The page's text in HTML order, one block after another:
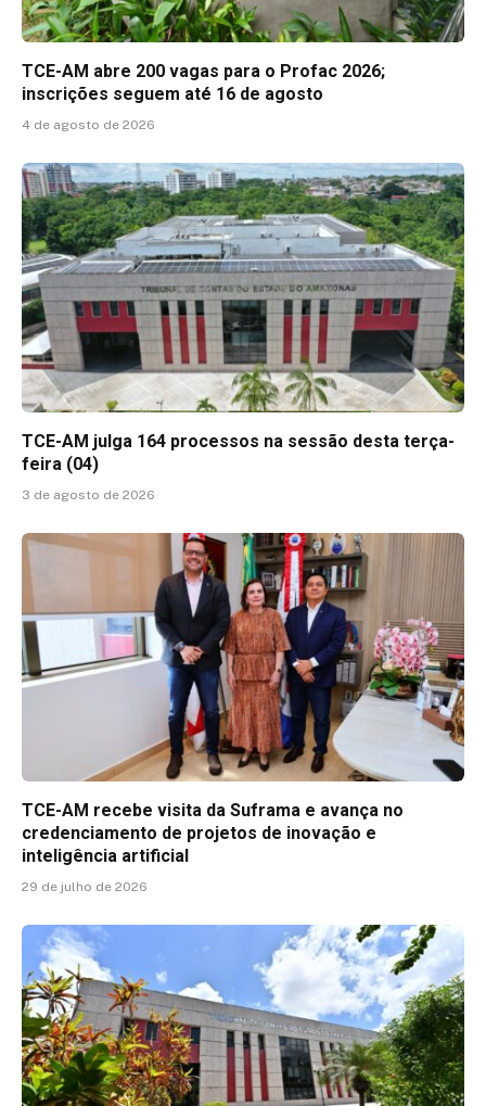
TCE-AM abre 200 vagas para o Profac 2026;
inscrições seguem até 16 de agosto
4 de agosto de 2026
TCE-AM julga 164 processos na sessão desta terça-
feira (04)
3 de agosto de 2026
TCE-AM recebe visita da Suframa e avança no
credenciamento de projetos de inovação e
inteligência artificial
29 de julho de 2026